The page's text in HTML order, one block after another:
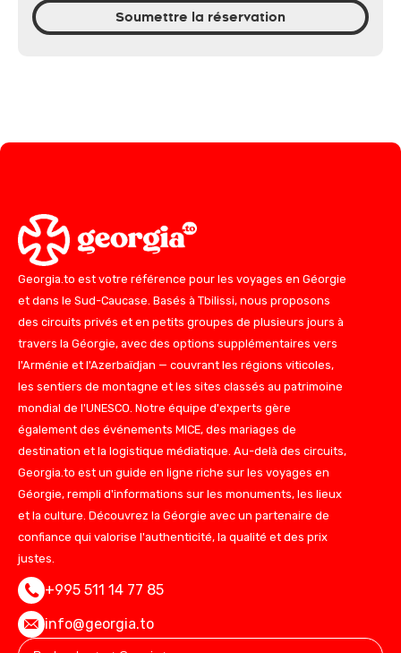
Soumettre la réservation
Georgia.to est votre référence pour les voyages en Géorgie
et dans le Sud-Caucase. Basés à Tbilissi, nous proposons
des circuits privés et en petits groupes de plusieurs jours à
travers la Géorgie, avec des options supplémentaires vers
l'Arménie et l'Azerbaïdjan — couvrant les régions viticoles,
les sentiers de montagne et les sites classés au patrimoine
mondial de l'UNESCO. Notre équipe d'experts gère
également des événements MICE, des mariages de
destination et la logistique médiatique. Au-delà des circuits,
Georgia.to est un guide en ligne riche sur les voyages en
Géorgie, rempli d'informations sur les monuments, les lieux
et la culture. Découvrez la Géorgie avec un partenaire de
confiance qui valorise l'authenticité, la qualité et des prix
justes.
+995 511 14 77 85
info@georgia.to